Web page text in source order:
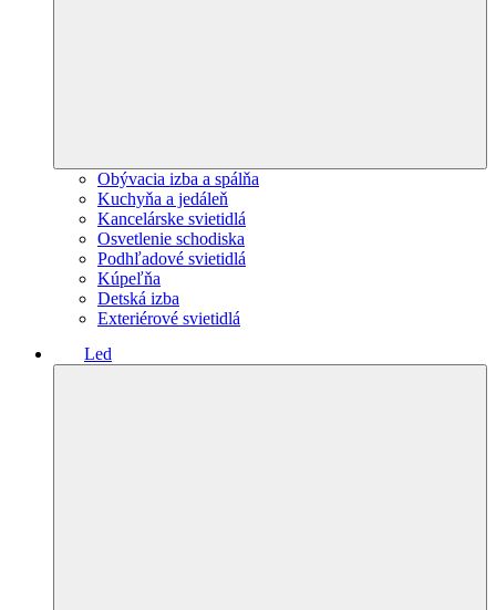
Obývacia izba a spálňa
Kuchyňa a jedáleň
Kancelárske svietidlá
Osvetlenie schodiska
Podhľadové svietidlá
Kúpeľňa
Detská izba
Exteriérové svietidlá
Led